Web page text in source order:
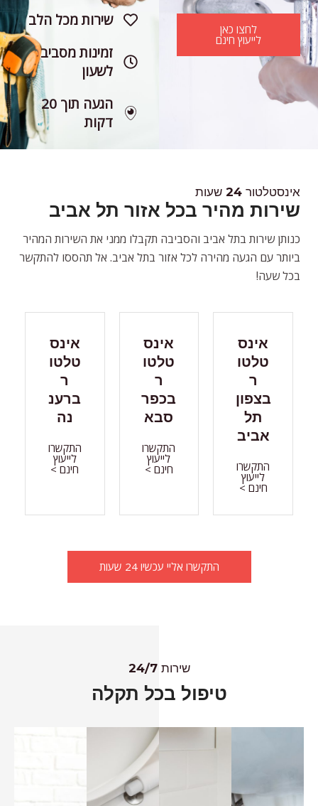
לחצו כאן
לייעוץ חינם
שירות מכל הלב
זמינות מסביב
לשעון
הגעה תוך 20
דקות
אינסטלטור 24 שעות
שירות מהיר בכל אזור תל אביב
כנותן שירות בתל אביב והסביבה תקבלו ממני את השירות המהיר
ביותר עם הגעה מהירה לכל אזור בתל אביב. אל תהססו להתקשר
בכל שעה!
אינס
טלטו
ר
בצפון
תל
אביב
התקשרו
לייעוץ
חינם >
אינס
טלטו
ר
בכפר
סבא
התקשרו
לייעוץ
חינם >
אינס
טלטו
ר
ברענ
נה
התקשרו
לייעוץ
חינם >
התקשרו אליי עכשיו 24 שעות
שירות 24/7
טיפול בכל תקלה